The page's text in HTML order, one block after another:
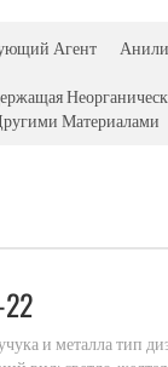
Агент
Материалами
и металла тип